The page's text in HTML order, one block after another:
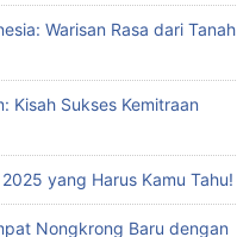
Warisan Rasa dari Tanah
Kisah Sukses Kemitraan
yang Harus Kamu Tahu!
Nongkrong Baru dengan